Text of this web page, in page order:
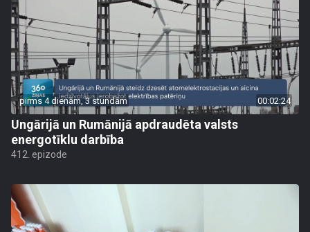
pirms 4 dienām, 3 stundām 00:02:24
Ungārijā un Rumānijā apdraudēta valsts
energotīklu darbība
412. epizode